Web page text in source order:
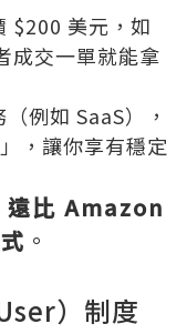
$200 美元，如
成交一單就能拿
例如 SaaS），
，讓你享有穩定
遠比 Amazon
。
）制度